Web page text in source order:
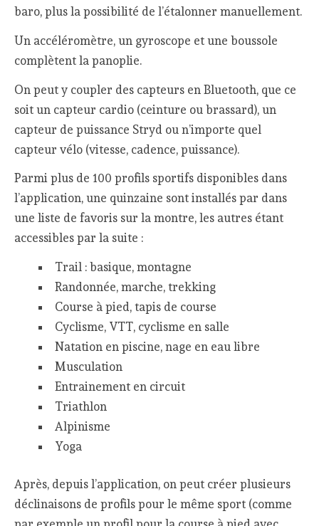
baro, plus la possibilité de l’étalonner manuellement.
Un accéléromètre, un gyroscope et une boussole
complètent la panoplie.
On peut y coupler des capteurs en Bluetooth, que ce
soit un capteur cardio (ceinture ou brassard), un
capteur de puissance Stryd ou n’importe quel
capteur vélo (vitesse, cadence, puissance).
Parmi plus de 100 profils sportifs disponibles dans
l’application, une quinzaine sont installés par dans
une liste de favoris sur la montre, les autres étant
accessibles par la suite :
Trail : basique, montagne
Randonnée, marche, trekking
Course à pied, tapis de course
Cyclisme, VTT, cyclisme en salle
Natation en piscine, nage en eau libre
Musculation
Entrainement en circuit
Triathlon
Alpinisme
Yoga
Après, depuis l’application, on peut créer plusieurs
déclinaisons de profils pour le même sport (comme